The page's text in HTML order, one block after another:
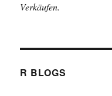
Verkäufen.
R BLOGS